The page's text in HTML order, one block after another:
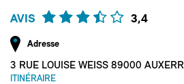
AVIS 3,4
Adresse
3 RUE LOUISE WEISS 89000
ITINÉRAIRE